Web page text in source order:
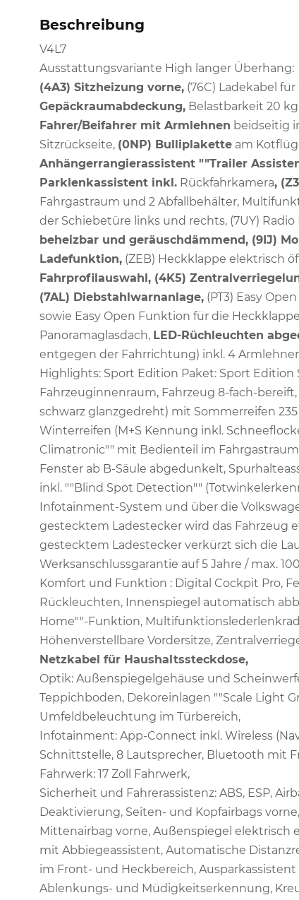
Beschreibung
V4L7
Ausstattungsvariante High langer Überhang:
(4A3) Sitzheizung vorne, (76C) Ladekabel
Gepäckraumabdeckung, Belastbarkeit 20
Fahrer/Beifahrer mit Armlehnen beidseitig
Sitzrückseite, (0NP) Bulliplakette am
Anhängerrangierassistent ""Trailer
Parklenkassistent inkl. Rückfahrkamera,
Fahrgastraum und 2 Abfallbehälter,
der Schiebetüre links und rechts, (7UY)
beheizbar und geräuschdämmend, (9IJ)
Ladefunktion, (ZEB) Heckklappe elektrisch
Fahrprofilauswahl, (4K5)
(7AL) Diebstahlwarnanlage, (PT3) Easy
sowie Easy Open Funktion für die
Panoramaglasdach, LED-Rüchleuchten
entgegen der Fahrrichtung) inkl. 4
Highlights: Sport Edition Paket: Sport
Fahrzeuginnenraum, Fahrzeug 8-fach-
schwarz glanzgedreht) mit Sommerreifen
Winterreifen (M+S Kennung inkl.
Climatronic"" mit Bedienteil im
Fenster ab B-Säule abgedunkelt,
inkl. ""Blind Spot Detection""
Infotainment-System und über die
gestecktem Ladestecker wird das Fahrzeug
gestecktem Ladestecker verkürzt sich die
Werksanschlussgarantie auf 5 Jahre / max.
Komfort und Funktion : Digital Cockpit Pro,
Rückleuchten, Innenspiegel automatisch
Home""-Funktion,
Höhenverstellbare Vordersitze,
Netzkabel für Haushaltssteckdose,
Optik: Außenspiegelgehäuse und
Teppichboden, Dekoreinlagen ""Scale Light
Umfeldbeleuchtung im Türbereich,
Infotainment: App-Connect inkl. Wireless
Schnittstelle, 8 Lautsprecher, Bluetooth mit
Fahrwerk: 17 Zoll Fahrwerk,
Sicherheit und Fahrerassistenz: ABS, ESP,
Deaktivierung, Seiten- und Kopfairbags
Mittenairbag vorne, Außenspiegel
mit Abbiegeassistent, Automatische
im Front- und Heckbereich,
Ablenkungs- und Müdigkeitserkennung,